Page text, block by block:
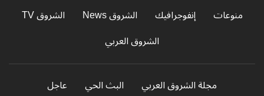
منوعات
إنفوجرافيك الشروق News
الشروق TV
الشروق العربي
مجلة الشروق العربي البث الحي
عاجل